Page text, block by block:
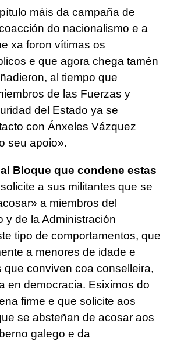
máis da campaña de
do nacionalismo e a
xa foron vítimas os
e que agora chega tamén
al tiempo que
de las Fuerzas y
del Estado ya se
con Ánxeles Vázquez
seu apoio».
Bloque que condene estas
a sus militantes que se
a miembros del
y de la Administración
tipo de comportamentos, que
a menores de idade e
que conviven coa conselleira,
en democracia. Esiximos do
firme e que solicite aos
se absteñan de acosar aos
galego e da